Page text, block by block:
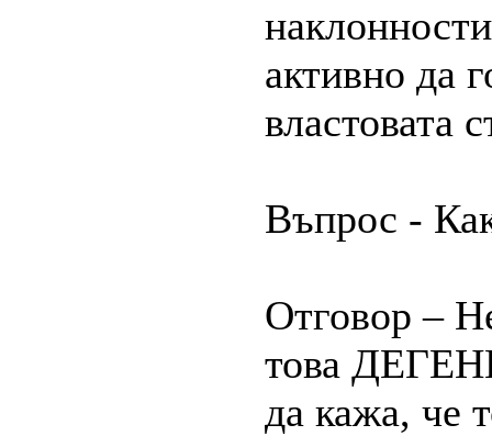
активно да
властовата
Въпрос -
Отговор –
това
да кажа, че